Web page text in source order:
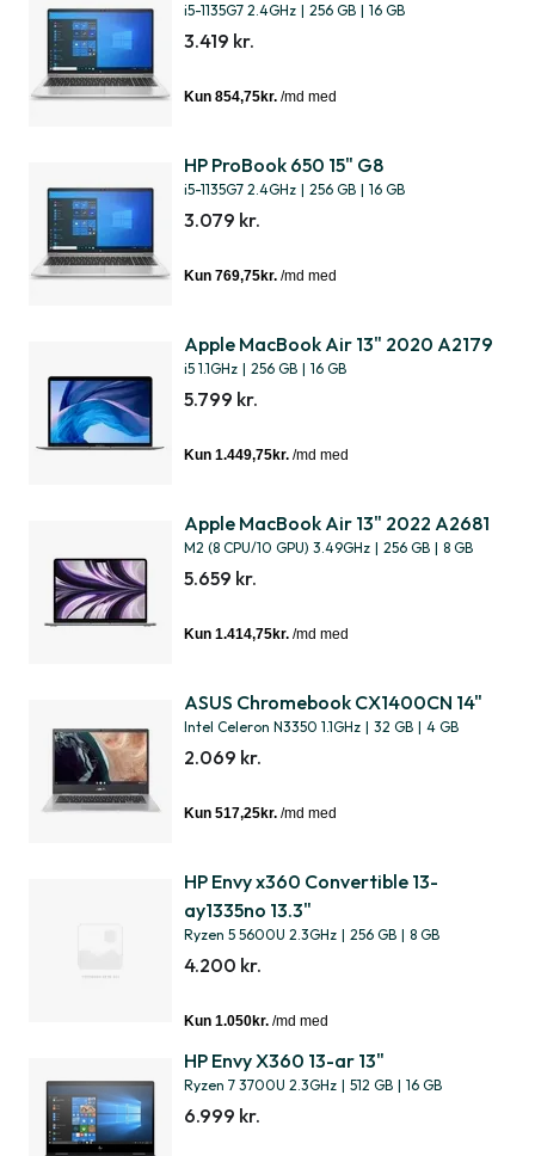
i5-1135G7 2.4GHz | 256 GB | 16 GB
3.419 kr.
HP ProBook 650 15" G8
i5-1135G7 2.4GHz | 256 GB | 16 GB
3.079 kr.
Apple MacBook Air 13" 2020 A2179
i5 1.1GHz | 256 GB | 16 GB
5.799 kr.
Apple MacBook Air 13" 2022 A2681
M2 (8 CPU/10 GPU) 3.49GHz | 256 GB | 8 GB
5.659 kr.
ASUS Chromebook CX1400CN 14"
Intel Celeron N3350 1.1GHz | 32 GB | 4 GB
2.069 kr.
HP Envy x360 Convertible 13-
ay1335no 13.3"
Ryzen 5 5600U 2.3GHz | 256 GB | 8 GB
4.200 kr.
HP Envy X360 13-ar 13"
Ryzen 7 3700U 2.3GHz | 512 GB | 16 GB
6.999 kr.